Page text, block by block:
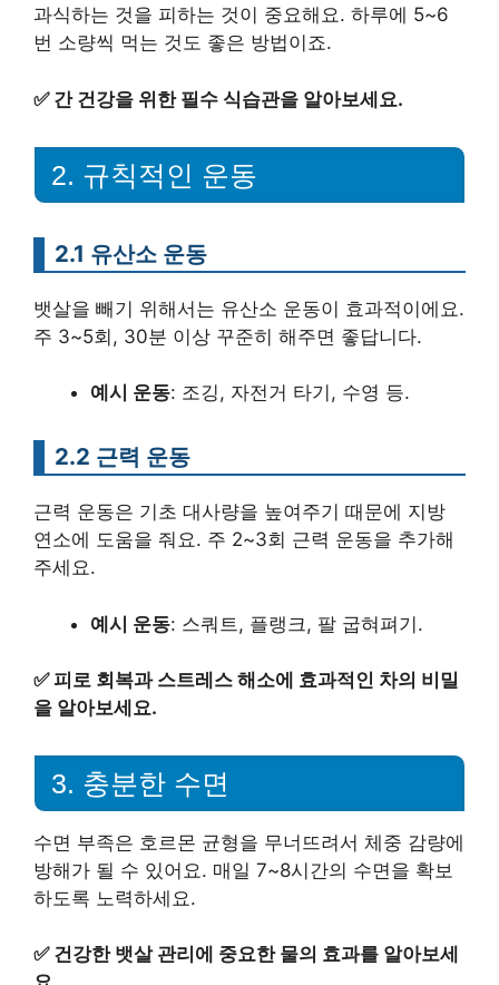
과식하는 것을 피하는 것이 중요해요. 하루에 5~6
번 소량씩 먹는 것도 좋은 방법이죠.
✅ 간 건강을 위한 필수 식습관을 알아보세요.
2. 규칙적인 운동
2.1 유산소 운동
뱃살을 빼기 위해서는 유산소 운동이 효과적이에요.
주 3~5회, 30분 이상 꾸준히 해주면 좋답니다.
예시 운동: 조깅, 자전거 타기, 수영 등.
2.2 근력 운동
근력 운동은 기초 대사량을 높여주기 때문에 지방
연소에 도움을 줘요. 주 2~3회 근력 운동을 추가해
주세요.
예시 운동: 스쿼트, 플랭크, 팔 굽혀펴기.
✅ 피로 회복과 스트레스 해소에 효과적인 차의 비밀
을 알아보세요.
3. 충분한 수면
수면 부족은 호르몬 균형을 무너뜨려서 체중 감량에
방해가 될 수 있어요. 매일 7~8시간의 수면을 확보
하도록 노력하세요.
✅ 건강한 뱃살 관리에 중요한 물의 효과를 알아보세